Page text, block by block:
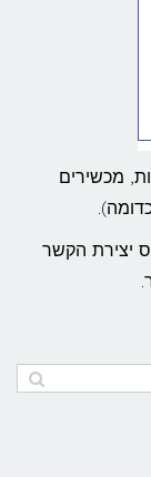
מכשירים
יצירת הקשר